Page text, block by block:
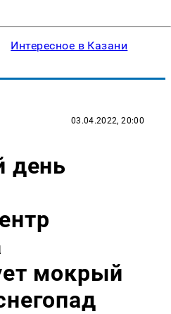
Интересное в Казани
03.04.2022, 20:00
день
мокрый